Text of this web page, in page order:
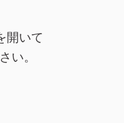
開いて
い。